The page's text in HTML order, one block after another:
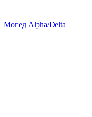
Мопед Alpha/Delta